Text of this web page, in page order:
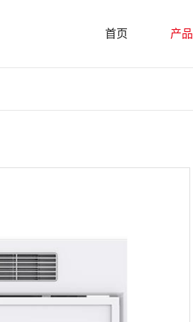
首页 产品